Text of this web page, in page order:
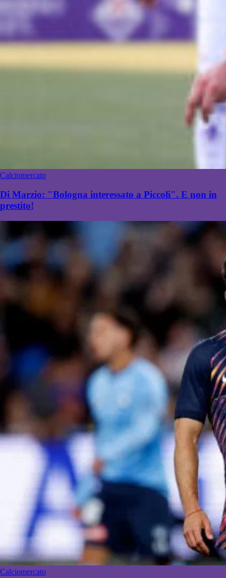
Calciomercato
Di Marzio: "Bologna interessato a Piccoli". E non in
prestito!
Calciomercato